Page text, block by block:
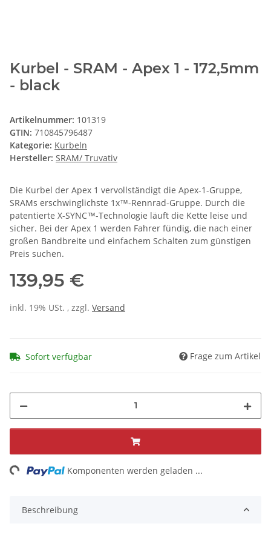
Kurbel - SRAM - Apex 1 - 172,5mm
- black
Artikelnummer: 101319
GTIN: 710845796487
Kategorie: Kurbeln
Hersteller: SRAM/ Truvativ
Die Kurbel der Apex 1 vervollständigt die Apex-1-Gruppe,
SRAMs erschwinglichste 1x™-Rennrad-Gruppe. Durch die
patentierte X-SYNC™-Technologie läuft die Kette leise und
sicher. Bei der Apex 1 werden Fahrer fündig, die nach einer
großen Bandbreite und einfachem Schalten zum günstigen
Preis suchen.
139,95 €
inkl. 19% USt. , zzgl. Versand
Sofort verfügbar Frage zum Artikel
Komponenten werden geladen ...
Beschreibung